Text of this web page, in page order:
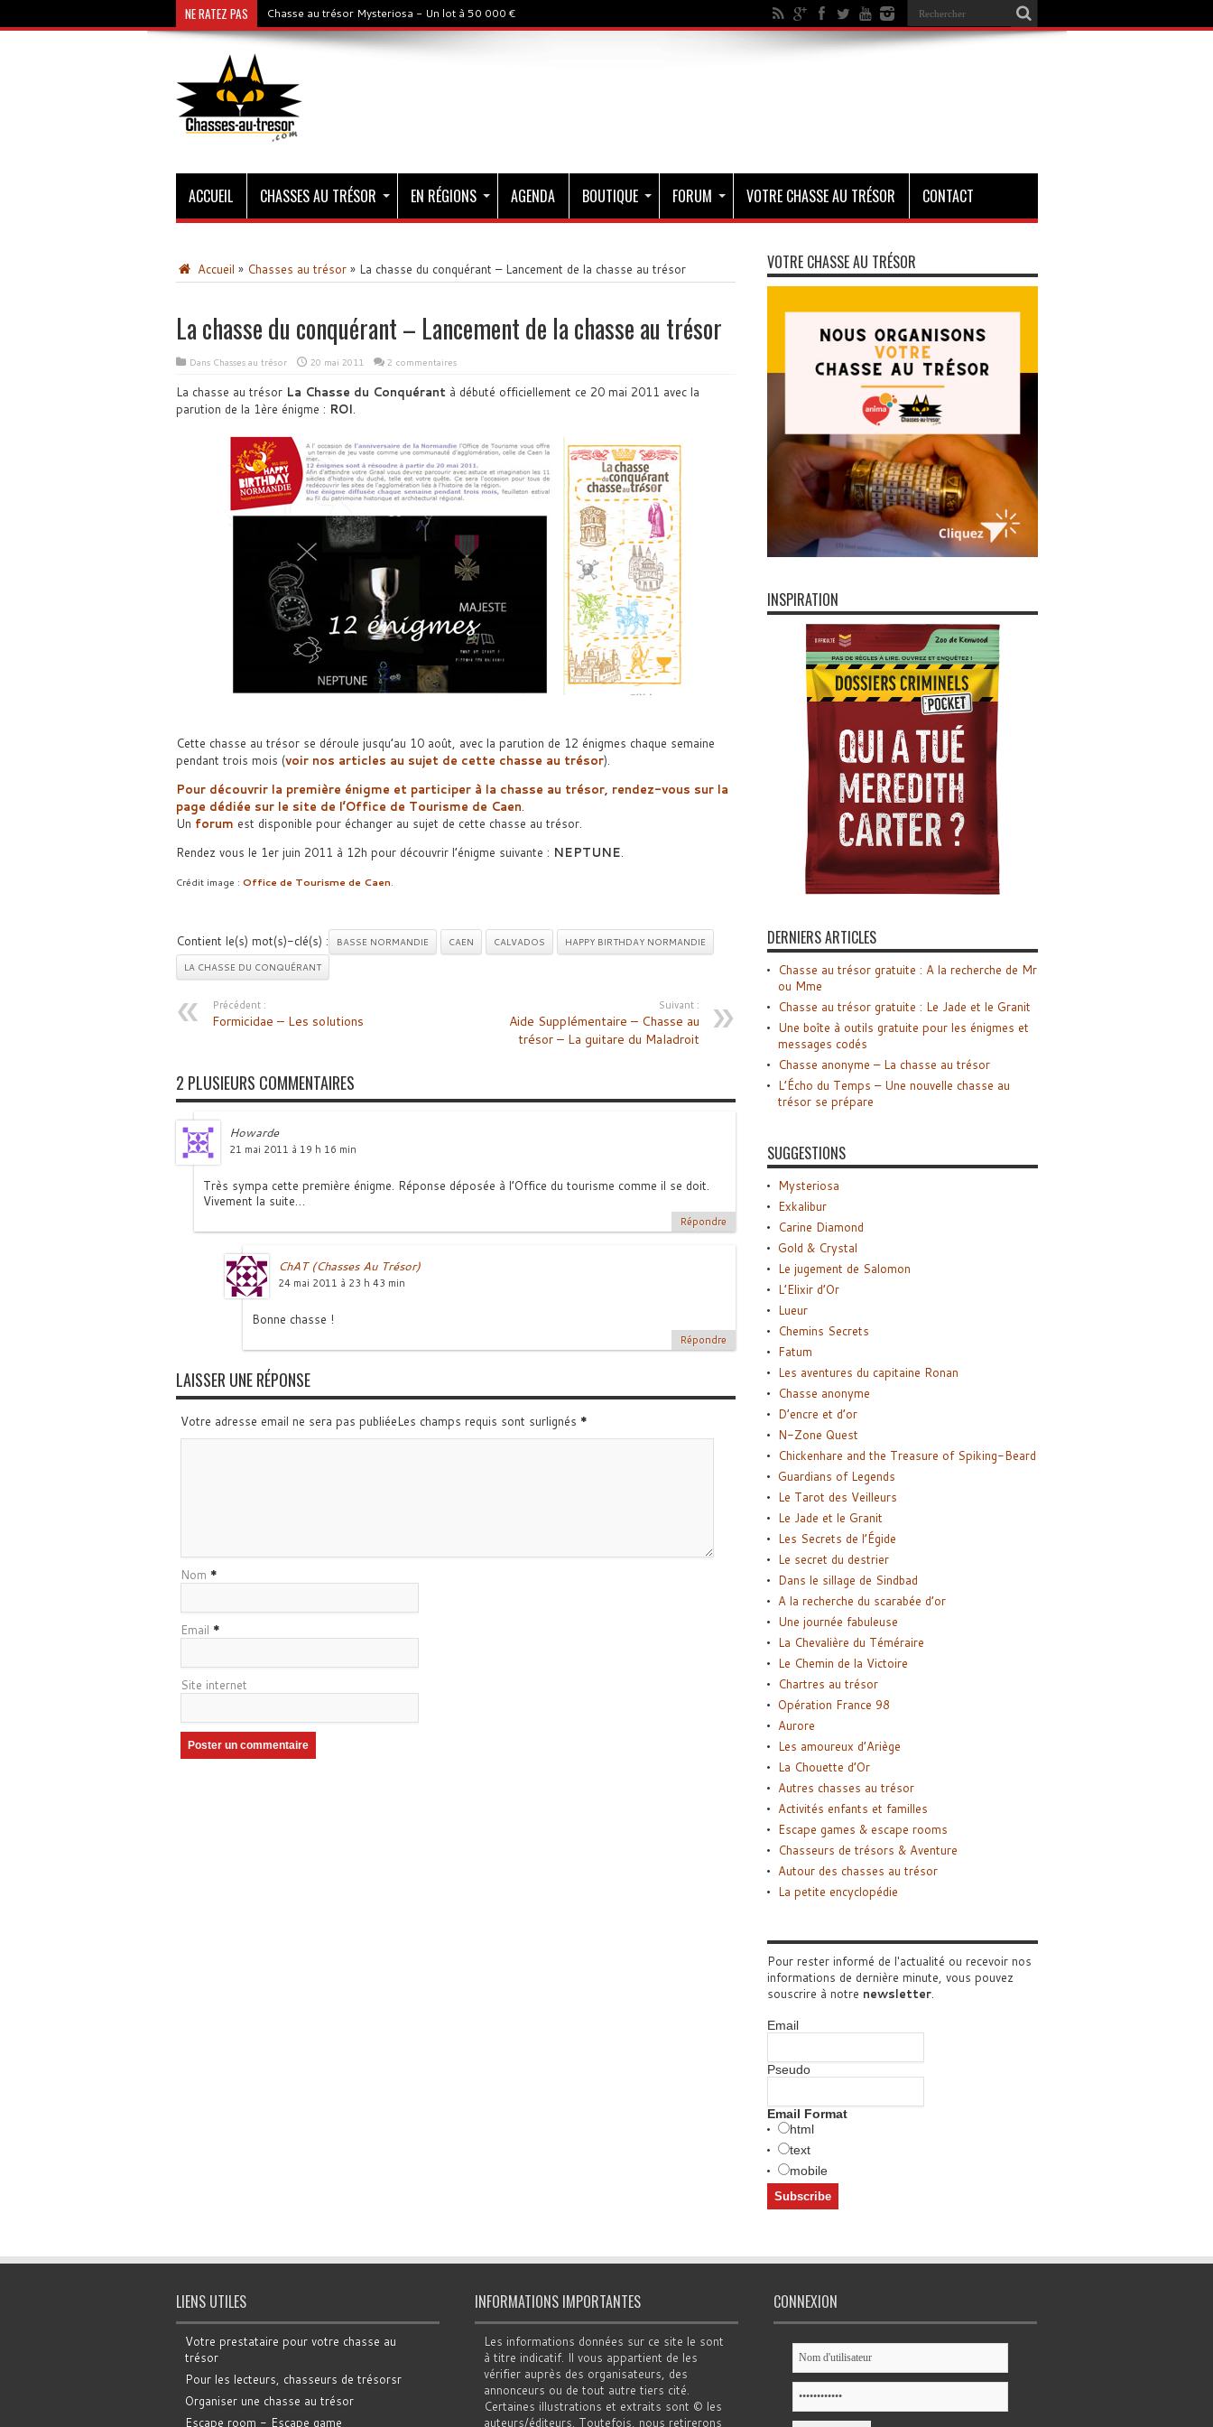
NE RATEZ PAS Chasse au trésor Mysteriosa - Un lot à 50 000 €
ACCUEIL CHASSES AU TRÉSOR EN RÉGIONS AGENDA BOUTIQUE FORUM VOTRE CHASSE AU TRÉSOR CONTACT
Accueil » Chasses au trésor » La chasse du conquérant – Lancement de la chasse au trésor
La chasse du conquérant – Lancement de la chasse au trésor
Dans Chasses au trésor 20 mai 2011 2 commentaires
La chasse au trésor La Chasse du Conquérantà débuté officiellement ce 20 mai 2011 avec la
parution de la 1ère énigme : ROI.
Cette chasse au trésor se déroule jusqu’au 10 août, avec la parution de 12 énigmes chaque semaine
pendant trois mois (voir nos articles au sujet de cette chasse au trésor).
Pour découvrir la première énigme et participer à la chasse au trésor, rendez-vous sur la
page dédiée sur le site de l’Office de Tourisme de Caen.
Un forum est disponible pour échanger au sujet de cette chasse au trésor.
Rendez vous le 1er juin 2011 à 12h pour découvrir l’énigme suivante : NEPTUNE.
Crédit image : Office de Tourisme de Caen.
Contient le(s) mot(s)-clé(s) : BASSE NORMANDIE CAEN CALVADOS
HAPPY BIRTHDAY NORMANDIE
LA CHASSE DU CONQUÉRANT
Précédent :
Formicidae – Les solutions
Suivant :
Aide Supplémentaire – Chasse au
trésor – La guitare du Maladroit
2 PLUSIEURS COMMENTAIRES
Howarde
21 mai 2011 à 19 h 16 min
Très sympa cette première énigme. Réponse déposée à l’Office du tourisme comme il se doit.
Vivement la suite…
Répondre
ChAT (Chasses Au Trésor)
24 mai 2011 à 23 h 43 min
Bonne chasse !
Répondre
LAISSER UNE RÉPONSE
Votre adresse email ne sera pas publiéeLes champs requis sont surlignés *
Nom *
Email *
Site internet
VOTRE CHASSE AU TRÉSOR
INSPIRATION
DERNIERS ARTICLES
Chasse au trésor gratuite : A la recherche de Mr
ou Mme
Chasse au trésor gratuite : Le Jade et le Granit
Une boîte à outils gratuite pour les énigmes et
messages codés
Chasse anonyme – La chasse au trésor
L’Écho du Temps – Une nouvelle chasse au
trésor se prépare
SUGGESTIONS
Mysteriosa
Exkalibur
Carine Diamond
Gold & Crystal
Le jugement de Salomon
L’Elixir d’Or
Lueur
Chemins Secrets
Fatum
Les aventures du capitaine Ronan
Chasse anonyme
D’encre et d’or
N-Zone Quest
Chickenhare and the Treasure of Spiking-Beard
Guardians of Legends
Le Tarot des Veilleurs
Le Jade et le Granit
Les Secrets de l’Égide
Le secret du destrier
Dans le sillage de Sindbad
A la recherche du scarabée d’or
Une journée fabuleuse
La Chevalière du Téméraire
Le Chemin de la Victoire
Chartres au trésor
Opération France 98
Aurore
Les amoureux d’Ariège
La Chouette d’Or
Autres chasses au trésor
Activités enfants et familles
Escape games & escape rooms
Chasseurs de trésors & Aventure
Autour des chasses au trésor
La petite encyclopédie
Pour rester informé de l'actualité ou recevoir nos
informations de dernière minute, vous pouvez
souscrire à notre newsletter.
Email
Pseudo
Email Format
html
text
mobile
LIENS UTILES
Votre prestataire pour votre chasse au
trésor
Pour les lecteurs, chasseurs de trésorsr
Organiser une chasse au trésor
Escape room - Escape game
INFORMATIONS IMPORTANTES
Les informations données sur ce site le sont
à titre indicatif. Il vous appartient de les
vérifier auprès des organisateurs, des
annonceurs ou de tout autre tiers cité.
Certaines illustrations et extraits sont © les
auteurs/éditeurs. Toutefois, nous retirerons
CONNEXION